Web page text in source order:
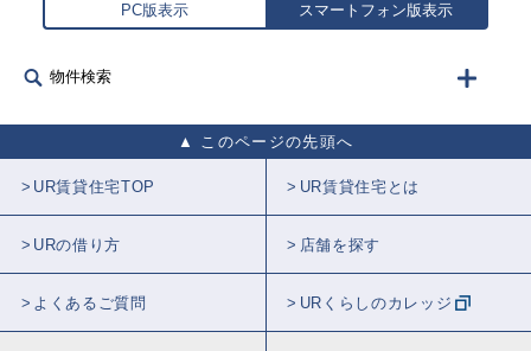
PC版表示 スマートフォン版表示
物件検索
このページの先頭へ
UR賃貸住宅TOP UR賃貸住宅とは
URの借り方 店舗を探す
よくあるご質問 URくらしのカレッジ